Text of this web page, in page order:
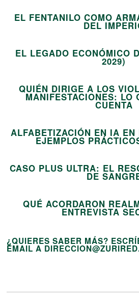
EL FENTANILO COMO
DEL
EL LEGADO ECONÓMICO
2029)
QUIÉN DIRIGE A LOS
MANIFESTACIONES: LO
CUENTA
ALFABETIZACIÓN EN IA EN
EJEMPLOS
CASO PLUS ULTRA: EL
DE
QUÉ ACORDARON
ENTREVISTA
¿QUIERES SABER MÁS?
EMAIL A